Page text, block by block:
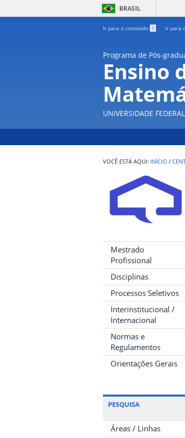
BRASIL
Ir para o conteúdo 1 Ir para
Programa de Pós-
Ensino
UNIVERSIDADE
INÍCIO /
Mestrado
Profissional
Disciplinas
Processos Seletivos
Interinstitucional /
Internacional
Normas e
Regulamentos
Orientações Gerais
PESQUISA
Áreas / Linhas